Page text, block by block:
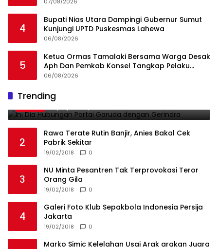
4
Bupati Nias Utara Dampingi Gubernur Sumut
Kunjungi UPTD Puskesmas Lahewa
06/08/2026
5
Ketua Ormas Tamalaki Bersama Warga Desak
Aph Dan Pemkab Konsel Tangkap Pelaku
Angkut Cangkang Sawit Overload, Truk PT KAP
06/08/2026
Trending
1
Gerindra
2
Rawa Terate Rutin Banjir, Anies Bakal Cek
Pabrik Sekitar
19/02/2018 0
3
NU Minta Pesantren Tak Terprovokasi Teror
Orang Gila
19/02/2018 0
4
Galeri Foto Klub Sepakbola Indonesia Persija
Jakarta
19/02/2018 0
Marko Simic Kelelahan Usai Arak arakan Juara